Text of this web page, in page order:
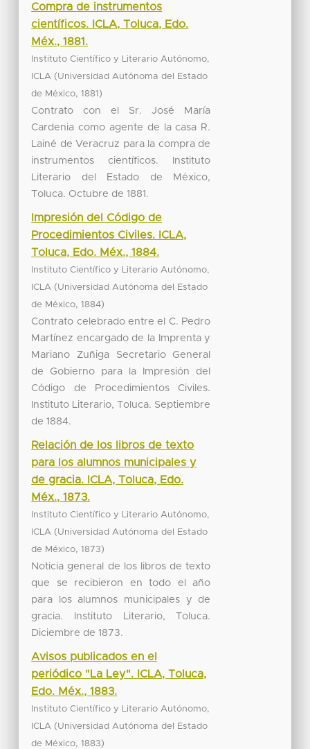
Compra de instrumentos
científicos. ICLA, Toluca, Edo.
Méx., 1881.
Instituto Científico y Literario Autónomo,
ICLA (Universidad Autónoma del Estado
de México,1881 )
Contrato con el Sr. José María
Cardenia como agente de la casa R.
Lainé de Veracruz para la compra de
instrumentos científicos. Instituto
Literario del Estado de México,
Toluca. Octubre de 1881.
Impresión del Código de
Procedimientos Civiles. ICLA,
Toluca, Edo. Méx., 1884.
Instituto Científico y Literario Autónomo,
ICLA (Universidad Autónoma del Estado
de México,1884)
Contrato celebrado entre el C. Pedro
Martínez encargado de la Imprenta y
Mariano Zuñiga Secretario General
de Gobierno para la Impresión del
Código de Procedimientos Civiles.
Instituto Literario, Toluca. Septiembre
de 1884.
Relación de los libros de texto
para los alumnos municipales y
de gracia. ICLA, Toluca, Edo.
Méx., 1873.
Instituto Científico y Literario Autónomo,
ICLA (Universidad Autónoma del Estado
de México,1873)
Noticia general de los libros de texto
que se recibieron en todo el año
para los alumnos municipales y de
gracia. Instituto Literario, Toluca.
Diciembre de 1873.
Avisos publicados en el
periódico "La Ley". ICLA, Toluca,
Edo. Méx., 1883.
Instituto Científico y Literario Autónomo,
ICLA (Universidad Autónoma del Estado
de México,1883)